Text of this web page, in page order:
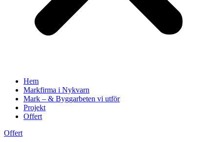
Hem
Markfirma i Nykvarn
Mark – & Byggarbeten vi utför
Projekt
Offert
Offert